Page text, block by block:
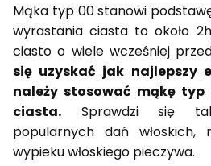
Mąka typ 00 stanowi
wyrastania ciasta to około
ciasto o wiele wcześniej
się uzyskać jak najlepszy
należy stosować mąkę
ciasta. Sprawdzi się
popularnych dań włoskich,
wypieku włoskiego pieczywa.